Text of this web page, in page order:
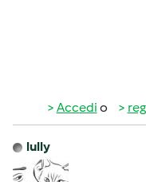
Accedi o
lully